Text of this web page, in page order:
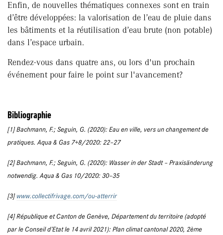
Enfin, de nouvelles thématiques connexes sont en train
d’être développées: la valorisation de l’eau de pluie dans
les bâtiments et la réutilisation d’eau brute (non potable)
dans l’espace urbain.
Rendez-vous dans quatre ans, ou lors d'un prochain
événement pour faire le point sur l'avancement?
Bibliographie
[1] Bachmann, F.; Seguin, G. (2020): Eau en ville, vers un changement de
pratiques. Aqua & Gas 7+8/2020: 22–27
[2] Bachmann, F.; Seguin, G. (2020): Wasser in der Stadt – Praxisänderung
notwendig. Aqua & Gas 10/2020: 30–35
[3] www.collectifrivage.com/ou-atterrir
[4] République et Canton de Genève, Département du territoire (adopté
par le Conseil d’Etat le 14 avril 2021): Plan climat cantonal 2020, 2ème